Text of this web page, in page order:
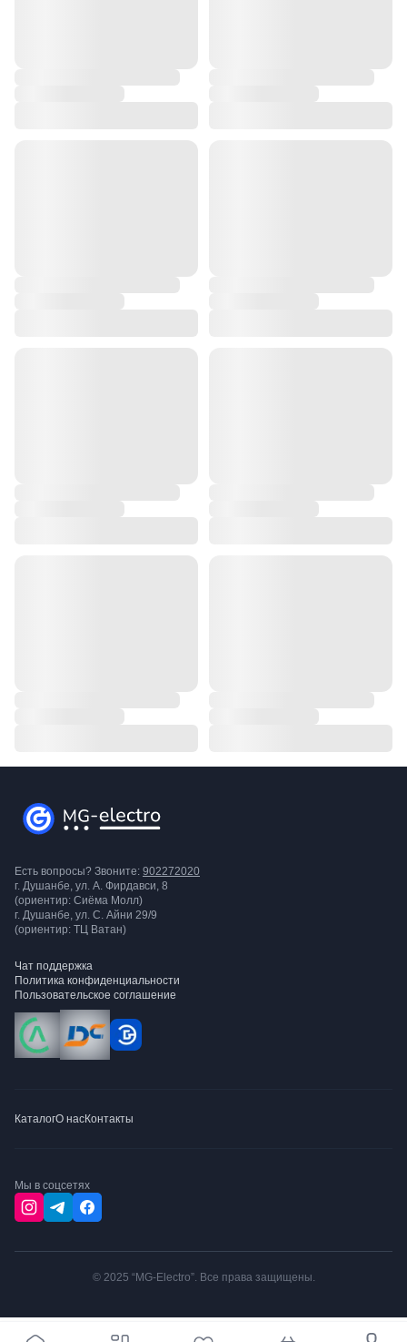
Есть вопросы? Звоните: 902272020
г. Душанбе, ул. А. Фирдавси, 8
(ориентир: Сиёма Молл)
г. Душанбе, ул. С. Айни 29/9
(ориентир: ТЦ Ватан)
Чат поддержка
Политика конфиденциальности
Пользовательское соглашение
КаталогО насКонтакты
Мы в соцсетях
© 2025 “MG-Electro”. Все права защищены.